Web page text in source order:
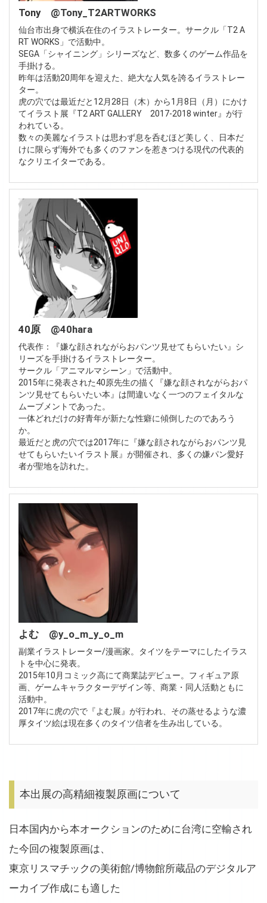
Tony @Tony_T2ARTWORKS
仙台市出身で横浜在住のイラストレーター。サークル「T2 A
RT WORKS」で活動中。
SEGA「シャイニング」シリーズなど、数多くのゲーム作品を
手掛ける。
昨年は活動20周年を迎えた、絶大な人気を誇るイラストレー
ター。
虎の穴では最近だと12月28日（木）から1月8日（月）にかけ
てイラスト展『T2 ART GALLERY 2017-2018 winter』が行
われている。
数々の美麗なイラストは思わず息を呑むほど美しく、日本だ
けに限らず海外でも多くのファンを惹きつける現代の代表的
なクリエイターである。
40原 @40hara
代表作：『嫌な顔されながらおパンツ見せてもらいたい』シ
リーズを手掛けるイラストレーター。
サークル「アニマルマシーン」で活動中。
2015年に発表された40原先生の描く『嫌な顔されながらおパ
ンツ見せてもらいたい本』は間違いなく一つのフェイタルな
ムーブメントであった。
一体どれだけの好青年が新たな性癖に傾倒したのであろう
か。
最近だと虎の穴では2017年に『嫌な顔されながらおパンツ見
せてもらいたいイラスト展』が開催され、多くの嫌パン愛好
者が聖地を訪れた。
よむ @y_o_m_y_o_m
副業イラストレーター/漫画家。タイツをテーマにしたイラス
トを中心に発表。
2015年10月コミック高にて商業誌デビュー。フィギュア原
画、ゲームキャラクターデザイン等、商業・同人活動ともに
活動中。
2017年に虎の穴で『よむ展』が行われ、その蒸せるような濃
厚タイツ絵は現在多くのタイツ信者を生み出している。
本出展の高精細複製原画について
日本国内から本オークションのために台湾に空輸され
た今回の複製原画は、
東京リスマチックの美術館/博物館所蔵品のデジタルア
ーカイブ作成にも適した